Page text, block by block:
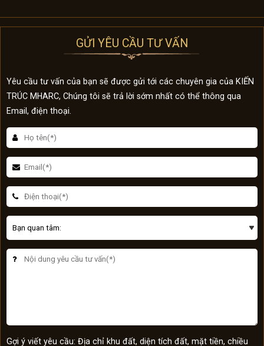
GỬI YÊU CẦU TƯ VẤN
Yêu cầu tư vấn của bạn sẽ được gửi tới các chuyên gia của KIẾN
TRÚC MHARC, Chúng tôi sẽ trả lời sớm nhất có thể thông qua
Email, điện thoại.
Gợi ý viết yêu cầu: Địa chỉ khu đất, diện tích đất, mặt tiền, chiều